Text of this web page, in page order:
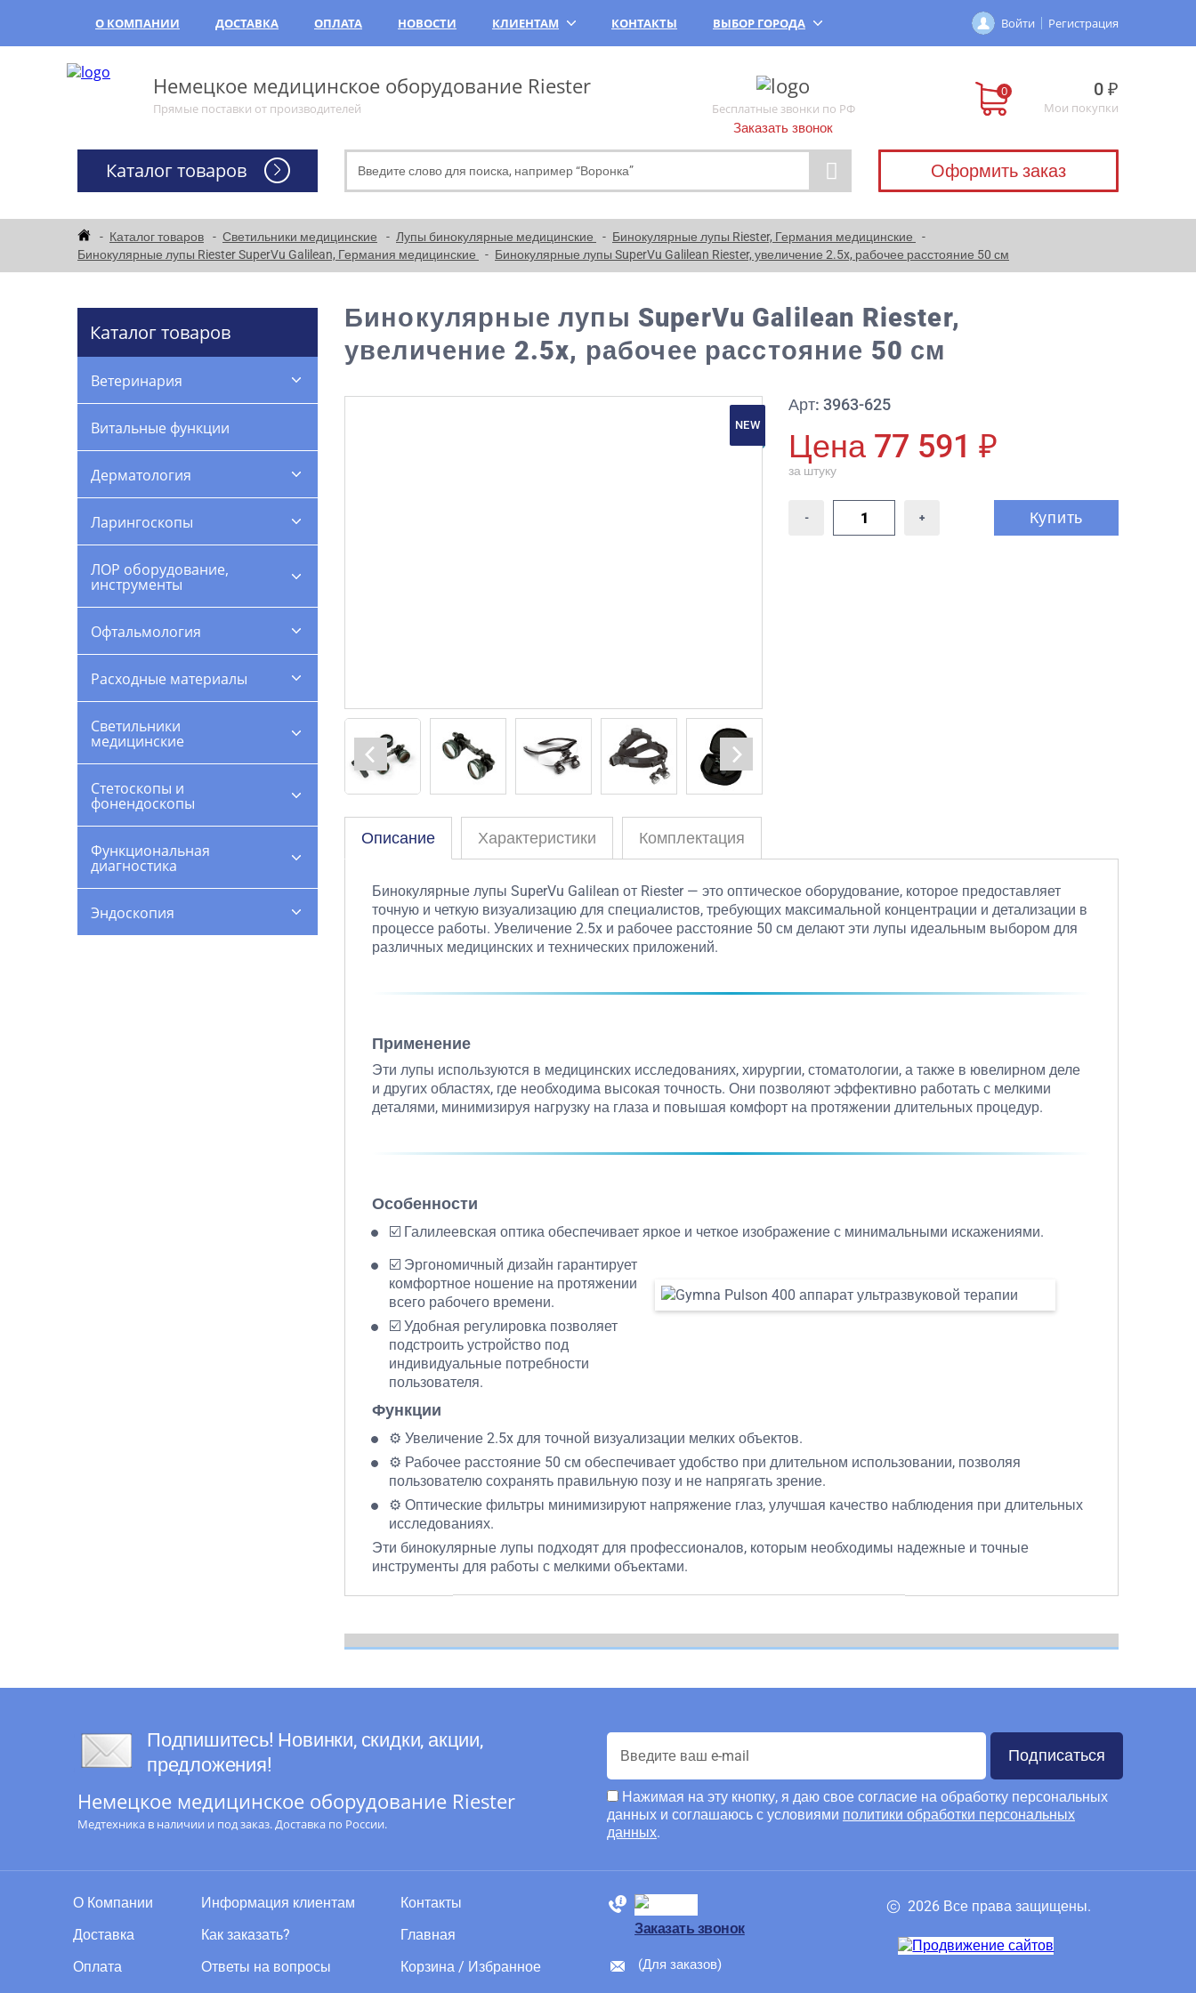
О КОМПАНИИ ДОСТАВКА ОПЛАТА НОВОСТИ КЛИЕНТАМ КОНТАКТЫ ВЫБОР ГОРОДА Войти Регистрация
Немецкое медицинское оборудование Riester
Прямые поставки от производителей
Бесплатные звонки по РФ
Заказать звонок
0 ₽
Мои покупки
Каталог товаров Оформить заказ
Каталог товаров Светильники медицинские Лупы бинокулярные медицинские
Бинокулярные лупы Riester, Германия медицинские
Бинокулярные лупы Riester SuperVu Galilean, Германия медицинские
Бинокулярные лупы SuperVu Galilean Riester, увеличение 2.5x, рабочее расстояние 50 см
Каталог товаров
Ветеринария
Витальные функции
Дерматология
Ларингоскопы
ЛОР оборудование,
инструменты
Офтальмология
Расходные материалы
Светильники
медицинские
Стетоскопы и
фонендоскопы
Функциональная
диагностика
Эндоскопия
Бинокулярные лупы SuperVu Galilean Riester,
увеличение 2.5x, рабочее расстояние 50 см
NEW
Арт: 3963-625
Цена 77 591 ₽
за штуку
- + Купить
Описание
Бинокулярные лупы SuperVu Galilean от Riester — это оптическое оборудование, которое предоставляет
точную и четкую визуализацию для специалистов, требующих максимальной концентрации и детализации в
процессе работы. Увеличение 2.5x и рабочее расстояние 50 см делают эти лупы идеальным выбором для
различных медицинских и технических приложений.
Применение
Эти лупы используются в медицинских исследованиях, хирургии, стоматологии, а также в ювелирном деле
и других областях, где необходима высокая точность. Они позволяют эффективно работать с мелкими
деталями, минимизируя нагрузку на глаза и повышая комфорт на протяжении длительных процедур.
Особенности
☑️ Галилеевская оптика обеспечивает яркое и четкое изображение с минимальными искажениями.
☑️ Эргономичный дизайн гарантирует
комфортное ношение на протяжении
всего рабочего времени.
☑️ Удобная регулировка позволяет
подстроить устройство под
индивидуальные потребности
пользователя.
Функции
⚙️ Увеличение 2.5x для точной визуализации мелких объектов.
⚙️ Рабочее расстояние 50 см обеспечивает удобство при длительном использовании, позволяя
пользователю сохранять правильную позу и не напрягать зрение.
⚙️ Оптические фильтры минимизируют напряжение глаз, улучшая качество наблюдения при длительных
исследованиях.
Эти бинокулярные лупы подходят для профессионалов, которым необходимы надежные и точные
инструменты для работы с мелкими объектами.
Характеристики Комплектация
Подпишитесь! Новинки, скидки, акции,
предложения!
Немецкое медицинское оборудование Riester
Медтехника в наличии и под заказ. Доставка по России.
Подписаться
Нажимая на эту кнопку, я даю свое согласие на обработку персональных
данных и соглашаюсь с условиями политики обработки персональных
данных.
О Компании
Доставка
Оплата
Информация клиентам
Как заказать?
Ответы на вопросы
Контакты
Главная
Корзина / Избранное
88005555550
Заказать звонок
(Для заказов)
2026 Все права защищены.